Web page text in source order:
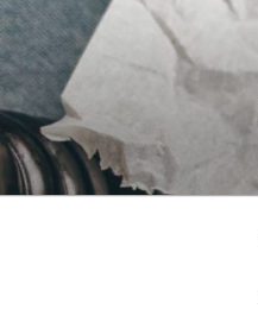
Naar
de
inhoud
springen